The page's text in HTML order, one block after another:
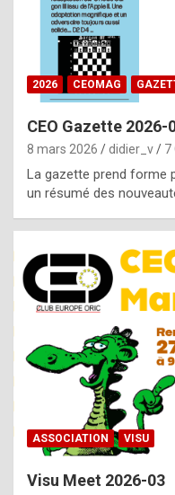
2026 CEOMAG
CEO Gazette 2026-
8 mars 2026 didier_v 7
La gazette prend forme
un résumé des
ASSOCIATION VISU
Visu Meet 2026-03